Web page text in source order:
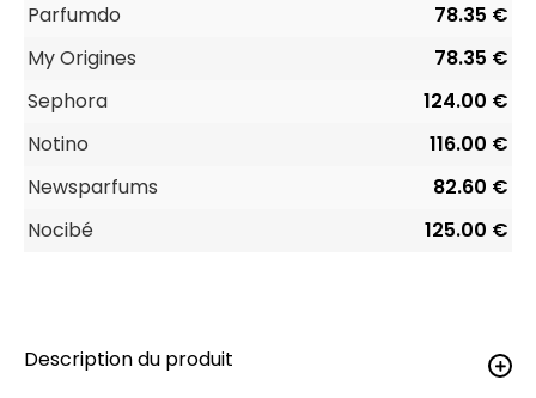
Parfumdo
78.35 €
My Origines
78.35 €
Sephora
124.00 €
Notino
116.00 €
Newsparfums
82.60 €
Nocibé
125.00 €
Description du produit